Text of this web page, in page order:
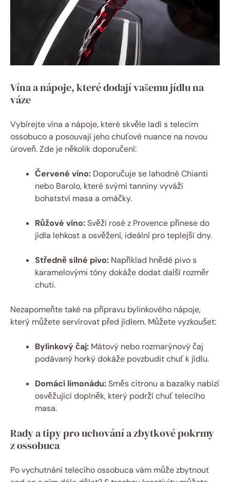
Vína a nápoje, které dodají vašemu jídlu na
váze
Vybírejte vína a nápoje, které skvěle ladí s telecím
ossobuco a posouvají jeho chuťové nuance na novou
úroveň. Zde je několik doporučení:
Červené víno: Doporučuje se lahodné Chianti
nebo Barolo, které svými tanniny vyváží
bohatství masa a omáčky.
Růžové víno:Svěží rosé z Provence přinese do
jídla lehkost a osvěžení, ideální pro teplejší dny.
Středně silné pivo: Například hnědé pivo s
karamelovými tóny dokáže dodat další rozměr
chuti.
Nezapomeňte také na přípravu bylinkového nápoje,
který můžete servírovat před jídlem. Můžete vyzkoušet:
Bylinkový čaj: Mátový nebo rozmarýnový čaj
podávaný horký dokáže povzbudit chuť k jídlu.
Domácí limonádu:Směs citronu a bazalky nabízí
osvěžující doplněk, který podrží chuť telecího
masa.
Rady a tipy pro uchování a zbytkové pokrmy
z ossobuca
Po vychutnání telecího ossobuca vám může zbytnout